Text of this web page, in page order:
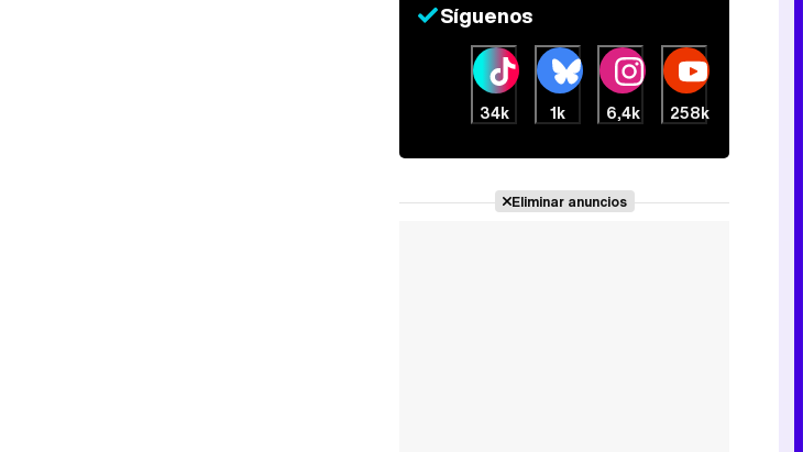
Síguenos
34k 1k 6,4k 258k
Eliminar anuncios